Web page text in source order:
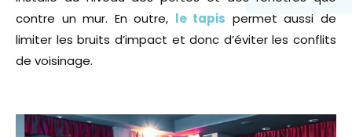
contre un mur. En outre, le tapis permet aussi de
limiter les bruits d’impact et donc d’éviter les conflits
de voisinage.